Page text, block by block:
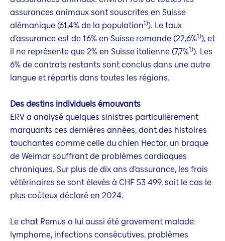
assurances animaux sont souscrites en Suisse
alémanique (61,4% de la population1)). Le taux
d’assurance est de 16% en Suisse romande (22,6%1)), et
il ne représente que 2% en Suisse italienne (7,7%1)). Les
6% de contrats restants sont conclus dans une autre
langue et répartis dans toutes les régions.
Des destins individuels émouvants
ERV a analysé quelques sinistres particulièrement
marquants ces dernières années, dont des histoires
touchantes comme celle du chien Hector, un braque
de Weimar souffrant de problèmes cardiaques
chroniques. Sur plus de dix ans d’assurance, les frais
vétérinaires se sont élevés à CHF 53 499, soit le cas le
plus coûteux déclaré en 2024.
Le chat Remus a lui aussi été gravement malade:
lymphome, infections consécutives, problèmes